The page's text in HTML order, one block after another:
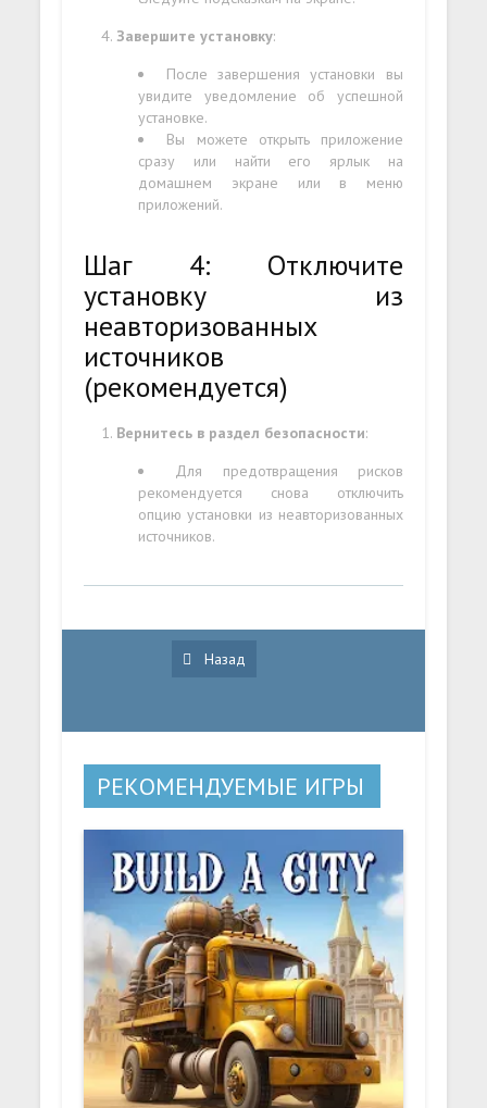
Завершите установку:
После завершения установки вы
увидите уведомление об успешной
установке.
Вы можете открыть приложение
сразу или найти его ярлык на
домашнем экране или в меню
приложений.
Шаг 4: Отключите
установку из
неавторизованных
источников
(рекомендуется)
Вернитесь в раздел безопасности:
Для предотвращения рисков
рекомендуется снова отключить
опцию установки из неавторизованных
источников.
Назад
РЕКОМЕНДУЕМЫЕ ИГРЫ